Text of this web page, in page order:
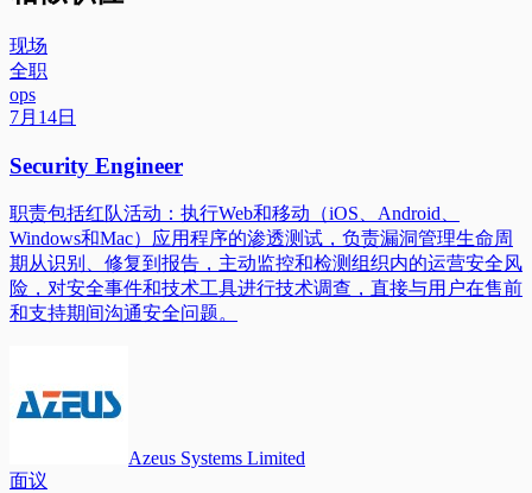
现场
全职
ops
7月14日
Security Engineer
职责包括红队活动：执行Web和移动（iOS、Android、
Windows和Mac）应用程序的渗透测试，负责漏洞管理生命周
期从识别、修复到报告，主动监控和检测组织内的运营安全风
险，对安全事件和技术工具进行技术调查，直接与用户在售前
和支持期间沟通安全问题。
Azeus Systems Limited
面议